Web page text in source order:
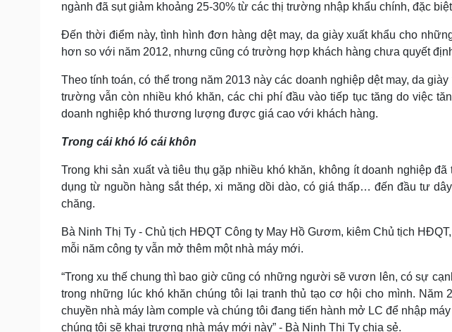
ngành đã sụt giảm khoảng 25-30% từ các thị trường nhập khẩu chính, đặc
Đến thời điểm này, tình hình đơn hàng dệt may, da giày xuất khẩu cho
hơn so với năm 2012, nhưng cũng có trường hợp khách hàng chưa quyết
Theo tính toán, có thể trong năm 2013 này các doanh nghiệp dệt may, da
trường vẫn còn nhiều khó khăn, các chi phí đầu vào tiếp tục tăng do việc
doanh nghiệp khó thương lượng được giá cao với khách hàng.
Trong cái khó ló cái khôn
Trong khi sản xuất và tiêu thụ gặp nhiều khó khăn, không ít doanh nghiệp
dụng từ nguồn hàng sắt thép, xi măng dồi dào, có giá thấp… đến đầu tư
chăng.
Bà Ninh Thị Ty - Chủ tịch HĐQT Công ty May Hồ Gươm, kiêm Chủ tịch
mỗi năm công ty vẫn mở thêm một nhà máy mới.
“Trong xu thế chung thì bao giờ cũng có những người sẽ vươn lên, có sự
trong những lúc khó khăn chúng tôi lại tranh thủ tạo cơ hội cho mình. Năm
chuyền nhà máy làm comple và chúng tôi đang tiến hành mở LC để nhập
chúng tôi sẽ khai trương nhà máy mới này” - Bà Ninh Thị Ty chia sẻ.